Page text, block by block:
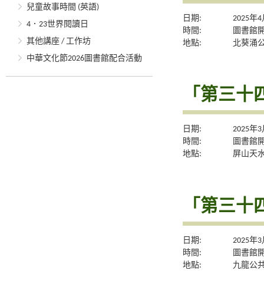
兒童故事時間 (英語)
4．23世界閱讀日
其他講座 / 工作坊
中華文化節2026圖書館配合活動
日期:
2025年
時間:
圖書館
地點:
北葵涌
「第三
日期:
2025年
時間:
圖書館
地點:
屏山天
「第三
日期:
2025年
時間:
圖書館
地點:
九龍公